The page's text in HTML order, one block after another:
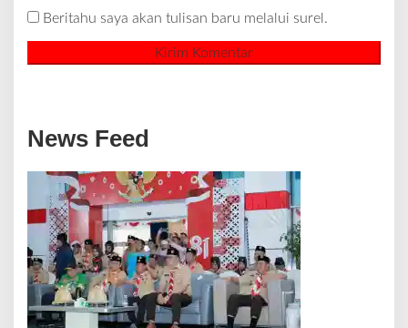
Beritahu saya akan tulisan baru melalui surel.
News Feed